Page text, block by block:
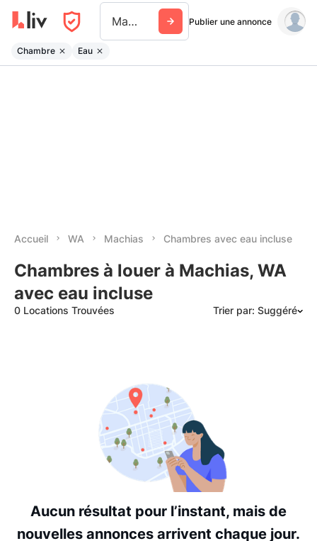
Machias Wa Publier une annonce
Chambre Eau
Accueil WA Machias Chambres avec eau incluse
Chambres à louer à Machias, WA
avec eau incluse
0 Locations Trouvées Trier par: Suggéré
Date: les plus anciens d’abord
Aucun résultat pour l’instant, mais de
nouvelles annonces arrivent chaque jour.